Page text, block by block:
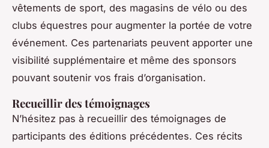
vêtements de sport, des magasins de vélo ou des
clubs équestres pour augmenter la portée de votre
événement. Ces partenariats peuvent apporter une
visibilité supplémentaire et même des sponsors
pouvant soutenir vos frais d’organisation.
Recueillir des témoignages
N’hésitez pas à recueillir des témoignages de
participants des éditions précédentes. Ces récits